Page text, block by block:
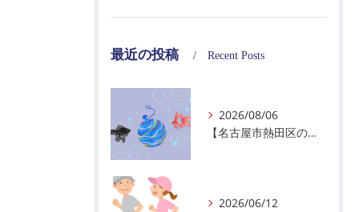
最近の投稿 Recent Posts
2026/08/06
【名古屋市熱田区の警備会社】夏季休業のお知らせ
2026/06/12